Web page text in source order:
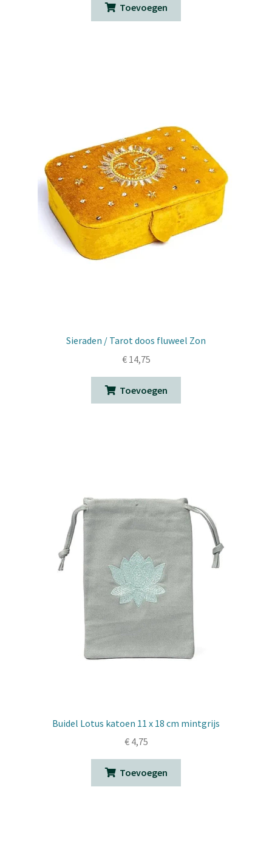
Toevoegen
Sieraden / Tarot doos fluweel Zon
€14,75
Toevoegen
Buidel Lotus katoen 11 x 18 cm mintgrijs
€4,75
Toevoegen